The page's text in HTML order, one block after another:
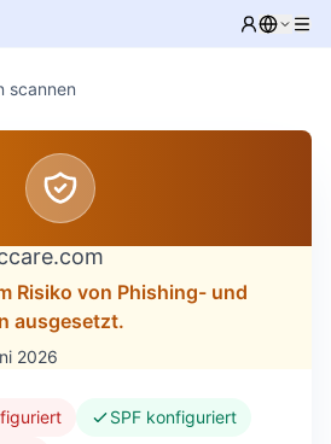
scannen
Risiko von Phishing- und
ausgesetzt.
2026
SPF konfiguriert